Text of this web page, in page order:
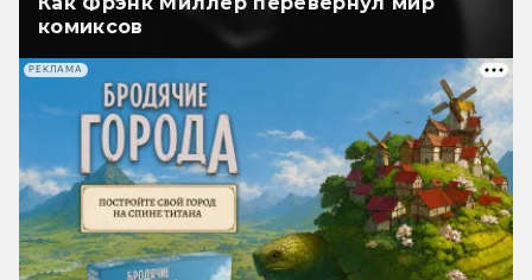
комиксов
РЕКЛАМА